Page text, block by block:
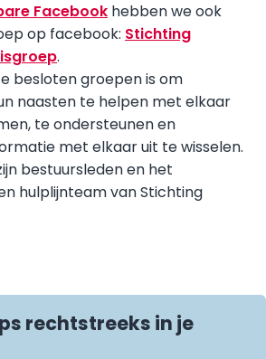
Facebook hebben we ook
op facebook: Stichting
.
besloten groepen is om
naasten te helpen met elkaar
te ondersteunen en
met elkaar uit te wisselen.
bestuursleden en het
hulplijnteam van Stichting
rechtstreeks in je